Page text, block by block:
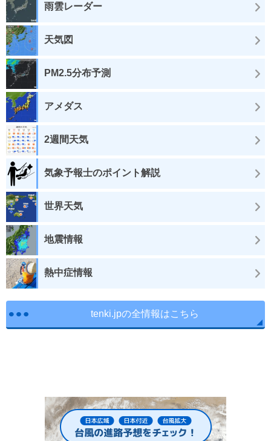
雨雲レーダー
天気図
PM2.5分布予測
アメダス
2週間天気
気象予報士のポイント解説
世界天気
地震情報
熱中症情報
tenki.jpの全情報はこちら